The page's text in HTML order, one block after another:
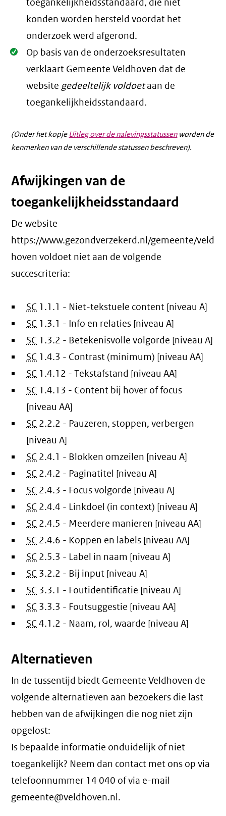
toegankelijkheidsstandaard, die niet
konden worden hersteld voordat het
onderzoek werd afgerond.
Oké.
Op basis van de onderzoeksresultaten
verklaart Gemeente Veldhoven dat de
websitegedeeltelijk voldoetaan de
toegankelijkheidsstandaard.
(Onder het kopje Uitleg over de nalevingsstatussenworden de
kenmerken van de verschillende statussen beschreven).
Afwijkingen van de
toegankelijkheidsstandaard
De website
https://www.gezondverzekerd.nl/gemeente/veld
hoven voldoet niet aan de volgende
succescriteria:
SC 1.1.1 - Niet-tekstuele content [niveau A]
SC 1.3.1 - Info en relaties [niveau A]
SC 1.3.2 - Betekenisvolle volgorde [niveau A]
SC 1.4.3 - Contrast (minimum) [niveau AA]
SC 1.4.12 - Tekstafstand [niveau AA]
SC 1.4.13 - Content bij hover of focus
[niveau AA]
SC 2.2.2 - Pauzeren, stoppen, verbergen
[niveau A]
SC 2.4.1 - Blokken omzeilen [niveau A]
SC 2.4.2 - Paginatitel [niveau A]
SC 2.4.3 - Focus volgorde [niveau A]
SC 2.4.4 - Linkdoel (in context) [niveau A]
SC 2.4.5 - Meerdere manieren [niveau AA]
SC 2.4.6 - Koppen en labels [niveau AA]
SC 2.5.3 - Label in naam [niveau A]
SC 3.2.2 - Bij input [niveau A]
SC 3.3.1 - Foutidentificatie [niveau A]
SC 3.3.3 - Foutsuggestie [niveau AA]
SC 4.1.2 - Naam, rol, waarde [niveau A]
Alternatieven
In de tussentijd biedt Gemeente Veldhoven de
volgende alternatieven aan bezoekers die last
hebben van de afwijkingen die nog niet zijn
opgelost:
Is bepaalde informatie onduidelijk of niet
toegankelijk? Neem dan contact met ons op via
telefoonnummer 14 040 of via e-mail
gemeente@veldhoven.nl.